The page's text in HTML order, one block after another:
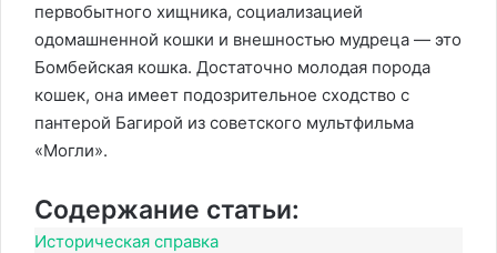
первобытного хищника, социализацией
одомашненной кошки и внешностью мудреца — это
Бомбейская кошка. Достаточно молодая порода
кошек, она имеет подозрительное сходство с
пантерой Багирой из советского мультфильма
«Могли».
Содержание статьи:
Историческая справка